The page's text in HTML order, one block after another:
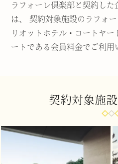
ラフォーレ倶楽部と契約し
は、
契約対象施設のラフォ
リオットホテル・コートヤー
ートである会員料金でご利用
契約対象施